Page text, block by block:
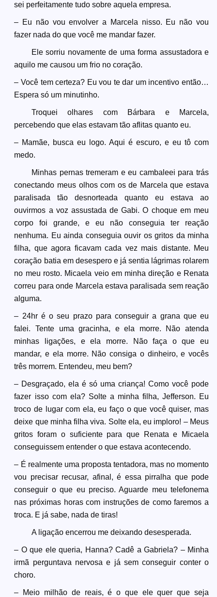
sei perfeitamente tudo sobre aquela empresa.
– Eu não vou envolver a Marcela nisso. Eu não vou
fazer nada do que você me mandar fazer.
Ele sorriu novamente de uma forma assustadora e
aquilo me causou um frio no coração.
– Você tem certeza? Eu vou te dar um incentivo então…
Espera só um minutinho.
Troquei olhares com Bárbara e Marcela,
percebendo que elas estavam tão aflitas quanto eu.
– Mamãe, busca eu logo. Aqui é escuro, e eu tô com
medo.
Minhas pernas tremeram e eu cambaleei para trás
conectando meus olhos com os de Marcela que estava
paralisada tão desnorteada quanto eu estava ao
ouvirmos a voz assustada de Gabi. O choque em meu
corpo foi grande, e eu não conseguia ter reação
nenhuma. Eu ainda conseguia ouvir os gritos da minha
filha, que agora ficavam cada vez mais distante. Meu
coração batia em desespero e já sentia lágrimas rolarem
no meu rosto. Micaela veio em minha direção e Renata
correu para onde Marcela estava paralisada sem reação
alguma.
– 24hr é o seu prazo para conseguir a grana que eu
falei. Tente uma gracinha, e ela morre. Não atenda
minhas ligações, e ela morre. Não faça o que eu
mandar, e ela morre. Não consiga o dinheiro, e vocês
três morrem. Entendeu, meu bem?
– Desgraçado, ela é só uma criança! Como você pode
fazer isso com ela? Solte a minha filha, Jefferson. Eu
troco de lugar com ela, eu faço o que você quiser, mas
deixe que minha filha viva. Solte ela, eu imploro! – Meus
gritos foram o suficiente para que Renata e Micaela
conseguissem entender o que estava acontecendo.
– É realmente uma proposta tentadora, mas no momento
vou precisar recusar, afinal, é essa pirralha que pode
conseguir o que eu preciso. Aguarde meu telefonema
nas próximas horas com instruções de como faremos a
troca. E já sabe, nada de tiras!
A ligação encerrou me deixando desesperada.
– O que ele queria, Hanna? Cadê a Gabriela? – Minha
irmã perguntava nervosa e já sem conseguir conter o
choro.
– Meio milhão de reais, é o que ele quer que seja